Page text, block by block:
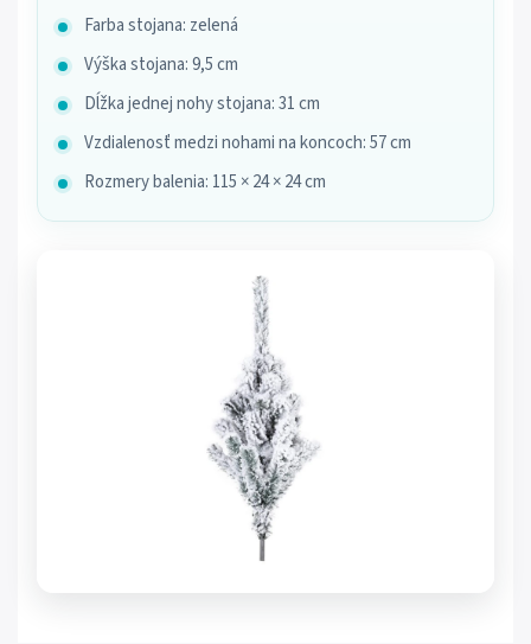
Farba stojana: zelená
Výška stojana: 9,5 cm
Dĺžka jednej nohy stojana: 31 cm
Vzdialenosť medzi nohami na koncoch: 57 cm
Rozmery balenia: 115 × 24 × 24 cm